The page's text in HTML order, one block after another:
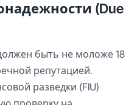
(Due
быть не моложе 18
репутацией.
разведки (FIU)